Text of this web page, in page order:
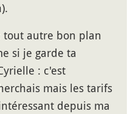
tout autre bon plan
si je garde ta
: c'est
mais les tarifs
depuis ma